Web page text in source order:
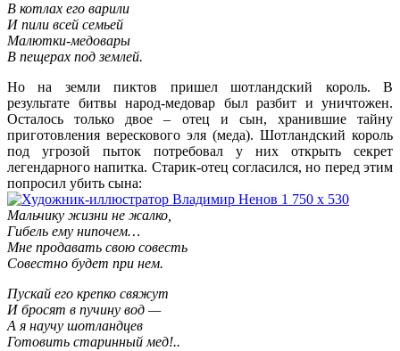
В котлах его варили
И пили всей семьей
Малютки-медовары
В пещерах под землей.
Но на земли пиктов пришел шотландский король. В
результате битвы народ-медовар был разбит и уничтожен.
Осталось только двое – отец и сын, хранившие тайну
приготовления верескового эля (меда). Шотландский король
под угрозой пыток потребовал у них открыть секрет
легендарного напитка. Старик-отец согласился, но перед этим
попросил убить сына:
Мальчику жизни не жалко,
Гибель ему нипочем…
Мне продавать свою совесть
Совестно будет при нем.
Пускай его крепко свяжут
И бросят в пучину вод —
А я научу шотландцев
Готовить старинный мед!..